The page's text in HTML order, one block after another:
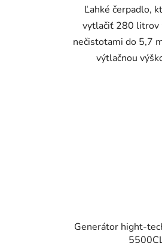
Ľahké čerpadlo,
vytlačiť 280 litrov
nečistotami do 5,7
výtlačnou
Generátor hight-